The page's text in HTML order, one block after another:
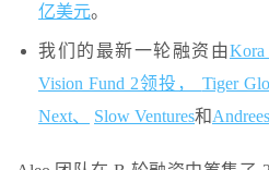
亿美元。
我们的最新一轮融资由Kora
Vision Fund 2领投， Tiger
Next、
Slow Ventures和